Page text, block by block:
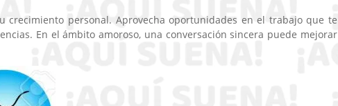
personal. Aprovecha oportunidades en el trabajo que te
En el ámbito amoroso, una conversación sincera puede mejorar